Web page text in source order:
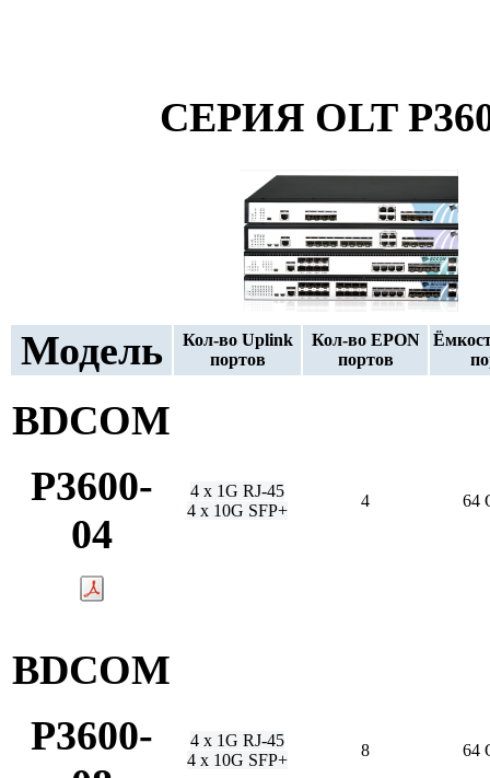
СЕРИЯ OLT
Модель
Кол-во Uplink
портов
Кол-во EPON
портов
BDCOM
P3600-
04
4 х 1G RJ-45
4 х 10G SFP+
4 64
BDCOM
P3600-
4 х 1G RJ-45
4 х 10G SFP+
8 64